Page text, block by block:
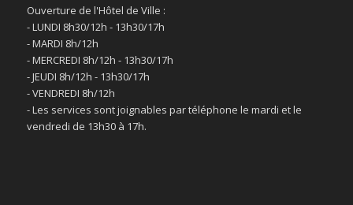
Ouverture de l'Hôtel de Ville :
- LUNDI 8h30/12h - 13h30/17h
- MARDI 8h/12h
- MERCREDI 8h/12h - 13h30/17h
- JEUDI 8h/12h - 13h30/17h
- VENDREDI 8h/12h
- Les services sont joignables par téléphone le mardi et le
vendredi de 13h30 à 17h.